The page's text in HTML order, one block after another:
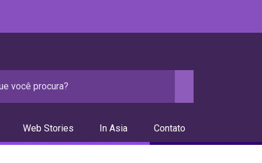
Web Stories In Asia Contato